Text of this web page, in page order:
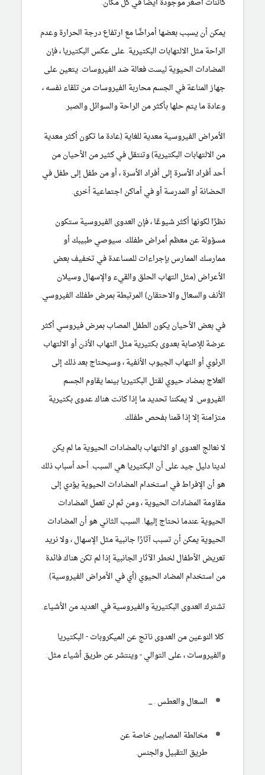
يمكن أن يسبب بعضها أمراضًا مع ارتفاع درجة الحرارة وعدم
الراحة مثل الالتهابات البكتيرية. على عكس البكتيريا ، فإن
المضادات الحيوية ليست فعالة ضد الفيروسات. يتعين على
جهاز المناعة في الجسم محاربة الفيروسات من تلقاء نفسه ،
وعادة ما يتم حلها بأكثر من الراحة والسوائل والصبر.
الأمراض الفيروسية معدية للغاية (عادة ما تكون أكثر معدية
من الالتهابات البكتيرية) وتنتقل في كثير من الأحيان من
أحد أفراد الأسرة إلى أفراد الأسرة ، أو من طفل إلى طفل في
الحضانة أو المدرسة أو في أماكن اجتماعية أخرى.
نظرًا لكونها أكثر شيوعًا ، فإن العدوى الفيروسية ستكون
مسؤولة عن معظم أمراض طفلك. سيوصي طبيبك أو
ممارسك الممارس بإجراءات للمساعدة في تخفيف بعض
الأعراض (مثل التهاب الحلق والقيء والإسهال وسيلان
الأنف والسعال والاحتقان) المرتبطة بمرض طفلك الفيروسي.
في بعض الأحيان يكون الطفل المصاب بمرض فيروسي أكثر
عرضة للإصابة بعدوى بكتيرية مثل التهاب الأذن أو الالتهاب
الرئوي أو التهاب الجيوب الأنفية ، وسيحتاج بعد ذلك إلى
العلاج بمضاد حيوي لقتل البكتيريا بينما يقاوم الجسم
الفيروس. لا يمكننا تحديد ما إذا كانت هناك عدوى بكتيرية
متزامنة إلا إذا قمنا بفحص طفلك.
لا نعالج العدوى او الالتهاب بالمضادات الحيوية ما لم يكن
لدينا دليل جيد على أن البكتيريا هي السبب. أحد أسباب ذلك
هو أن الإفراط في استخدام المضادات الحيوية يؤدي إلى
مقاومة المضادات الحيوية ، ومن ثم لن تعمل المضادات
الحيوية عندما نحتاج إليها. السبب الثاني هو أن المضادات
الحيوية يمكن أن تسبب آثارًا جانبية مثل الإسهال ، ولا نريد
تعريض الأطفال لخطر الآثار الجانبية إذا لم تكن هناك فائدة
من استخدام المضاد الحيوي (أي في الأمراض الفيروسية).
تشترك العدوى البكتيريةوالفيروسيةفي العديد من الأشياء.
كلا النوعين من العدوى ناتج عن الميكروبات - البكتيريا
والفيروسات ، على التوالي - وينتشر عن طريق أشياء مثل:
السعالوالعطس ._
مخالطة المصابين خاصة عن
طريق التقبيلوالجنس.